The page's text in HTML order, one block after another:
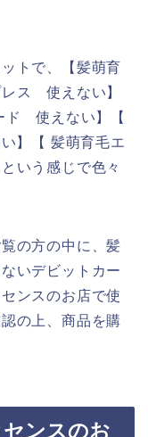
トで、【髪萌育
ス 使えない】
ド 使えない】【
】【 髪萌育毛エ
いう感じで色々
の方の中に、髪
いデビットカー
ンスのお店で使
の上、商品を購
センスのお